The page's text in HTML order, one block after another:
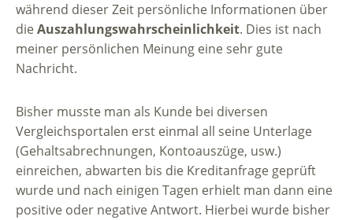
während dieser Zeit persönliche Informationen über
dieAuszahlungswahrscheinlichkeit. Dies ist nach
meiner persönlichen Meinung eine sehr gute
Nachricht.
Bisher musste man als Kunde bei diversen
Vergleichsportalen erst einmal all seine Unterlage
(Gehaltsabrechnungen, Kontoauszüge, usw.)
einreichen, abwarten bis die Kreditanfrage geprüft
wurde und nach einigen Tagen erhielt man dann eine
positive oder negative Antwort. Hierbei wurde bisher